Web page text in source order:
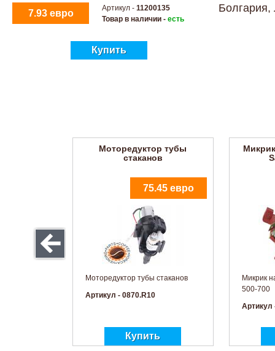
7.93 евро Артикул - 11200135
Товар в наличии - есть
Купить
Болгария,
Моторедуктор тубы
стаканов
75.45 евро
Моторедуктор тубы стаканов
Артикул - 0870.R10
Микрик
500-700
Артикул